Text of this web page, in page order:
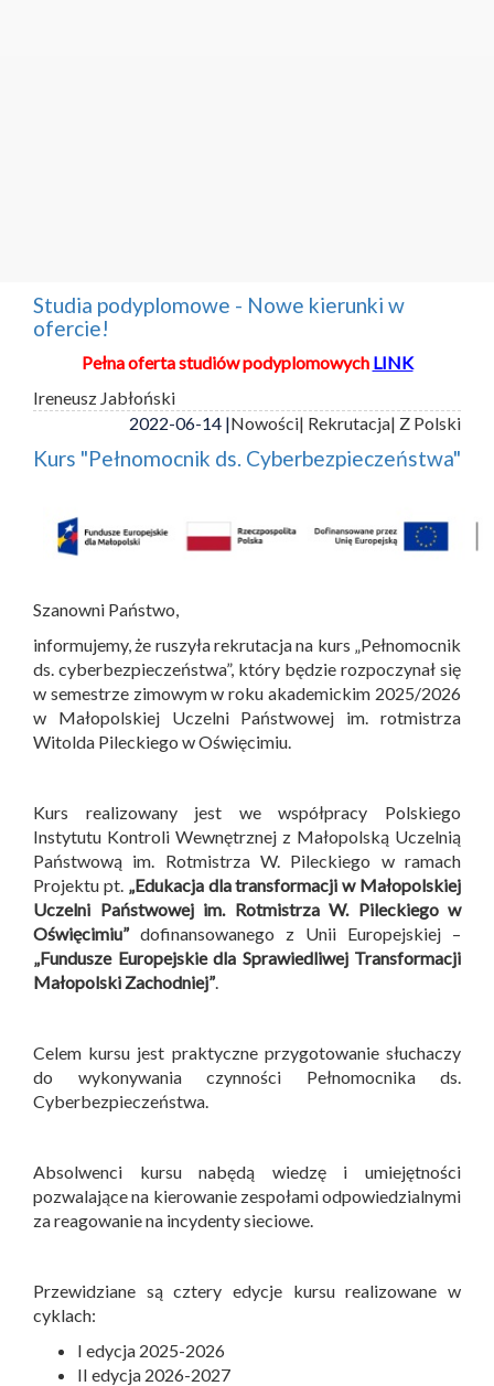
Studia podyplomowe - Nowe kierunki w
ofercie!
Pełna oferta studiów podyplomowych LINK
Ireneusz Jabłoński
2022-06-14 |Nowości| Rekrutacja| Z Polski
Kurs "Pełnomocnik ds. Cyberbezpieczeństwa"
Szanowni Państwo,
informujemy, że ruszyła rekrutacja na kurs „Pełnomocnik
ds. cyberbezpieczeństwa”, który będzie rozpoczynał się
w semestrze zimowym w roku akademickim 2025/2026
w Małopolskiej Uczelni Państwowej im. rotmistrza
Witolda Pileckiego w Oświęcimiu.
Kurs realizowany jest we współpracy Polskiego
Instytutu Kontroli Wewnętrznej z Małopolską Uczelnią
Państwową im. Rotmistrza W. Pileckiego w ramach
Projektu pt. „Edukacja dla transformacji w Małopolskiej
Uczelni Państwowej im. Rotmistrza W. Pileckiego w
Oświęcimiu”dofinansowanego z Unii Europejskiej –
„Fundusze Europejskie dla Sprawiedliwej Transformacji
Małopolski Zachodniej”.
Celem kursu jest praktyczne przygotowanie słuchaczy
do wykonywania czynności Pełnomocnika ds.
Cyberbezpieczeństwa.
Absolwenci kursu nabędą wiedzę i umiejętności
pozwalające na kierowanie zespołami odpowiedzialnymi
za reagowanie na incydenty sieciowe.
Przewidziane są cztery edycje kursu realizowane w
cyklach:
I edycja 2025-2026
II edycja 2026-2027